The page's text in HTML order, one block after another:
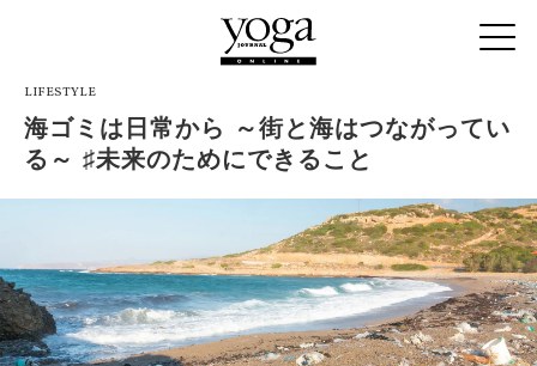
LIFESTYLE
海ゴミは日常から ～街と海はつながってい
る～ ♯未来のためにできること